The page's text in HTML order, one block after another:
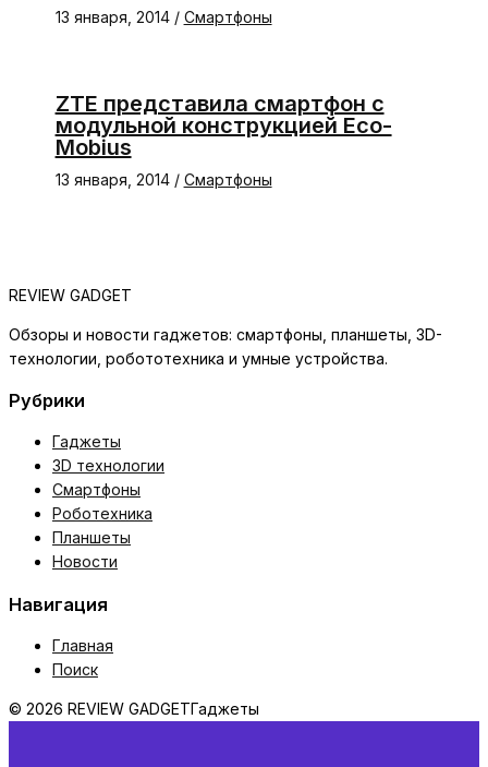
13 января, 2014 / Смартфоны
ZTE представила смартфон с
модульной конструкцией Eco-
Mobius
13 января, 2014 / Смартфоны
REVIEW GADGET
Обзоры и новости гаджетов: смартфоны, планшеты, 3D-
технологии, робототехника и умные устройства.
Рубрики
Гаджеты
3D технологии
Смартфоны
Роботехника
Планшеты
Новости
Навигация
Главная
Поиск
© 2026 REVIEW GADGETГаджеты